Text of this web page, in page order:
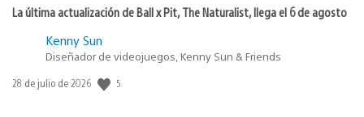
La última actualización de Ball x Pit, The Naturalist, llega el 6 de agosto
Kenny Sun
Diseñador de videojuegos, Kenny Sun & Friends
Fecha
28 de julio de 2026 5